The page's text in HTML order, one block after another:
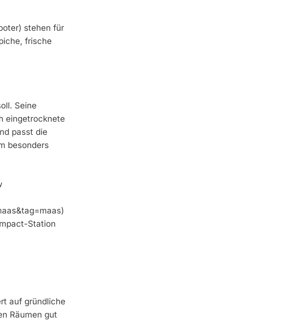
stehen für
frische
Seine
eingetrocknete
passt die
besonders
Station
auf gründliche
Räumen gut